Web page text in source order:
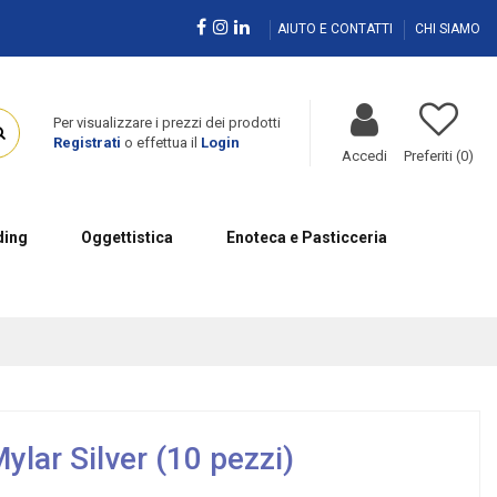
AIUTO E CONTATTI CHI SIAMO
Per visualizzare i prezzi dei prodotti
Registrati o effettua il Login
Accedi Preferiti (0)
Oggettistica Enoteca e Pasticceria
Silver (10 pezzi)